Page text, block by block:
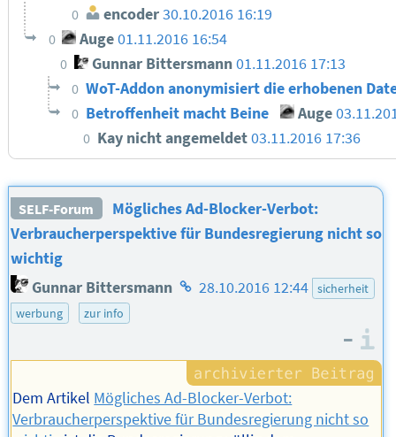
0 encoder30.10.2016 16:19
0 Auge01.11.2016 16:54
0 Gunnar Bittersmann 01.11.2016 17:13
0 WoT-Addon anonymisiert die erhobenen
0 Betroffenheit macht Beine Auge
0 Kay nicht angemeldet03.11.2016 17:36
SELF-Forum
Mögliches Ad-Blocker-Verbot:
Verbraucherperspektive für Bundesregierung nicht so
wichtig
Gunnar Bittersmann Homepage
28.10.2016 12:44 sicherheit
werbung
zur info
–
Dem Artikel Mögliches Ad-Blocker-Verbot:
Verbraucherperspektive für Bundesregierung nicht so